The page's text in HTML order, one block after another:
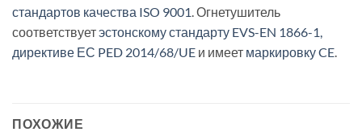
стандартов качества ISO 9001. Огнетушитель
соответствуетэстонскому стандарту EVS-EN 1866-1,
директиве ЕС PED 2014/68/UE и имеет маркировку CE.
ПОХОЖИЕ